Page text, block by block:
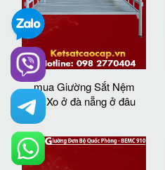
mua Giường Sắt Nệm
Lò Xo ở đà nẵng ở đâu